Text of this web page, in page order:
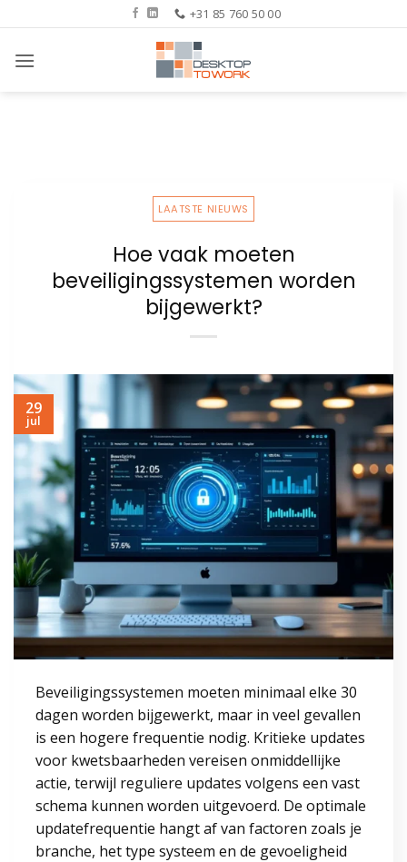
naar
inhoud
+31 85 760 50 00
LAATSTE NIEUWS
Hoe vaak moeten
beveiligingssystemen worden
bijgewerkt?
29
jul
Beveiligingssystemen moeten minimaal elke 30
dagen worden bijgewerkt, maar in veel gevallen
is een hogere frequentie nodig. Kritieke updates
voor kwetsbaarheden vereisen onmiddellijke
actie, terwijl reguliere updates volgens een vast
schema kunnen worden uitgevoerd. De optimale
updatefrequentie hangt af van factoren zoals je
branche, het type systeem en de gevoeligheid